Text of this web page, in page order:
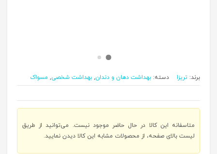
برند: تریزا دسته:بهداشت دهان و دندان,بهداشت شخصی, مسواک
متاسفانه این کالا در حال حاضر موجود نیست. می‌توانید از طریق
لیست بالای صفحه، از محصولات مشابه این کالا دیدن نمایید.